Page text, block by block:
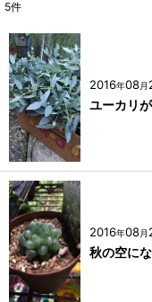
5件
2016年08月
ユーカリ
2016年08月
秋の空に